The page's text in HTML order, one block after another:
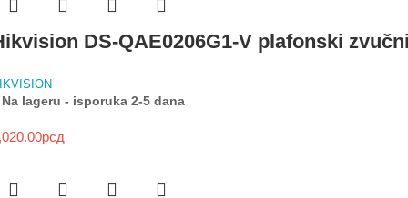
DS-QAE0206G1-V plafonski
Na lageru - isporuka 2-5 dana
рсд